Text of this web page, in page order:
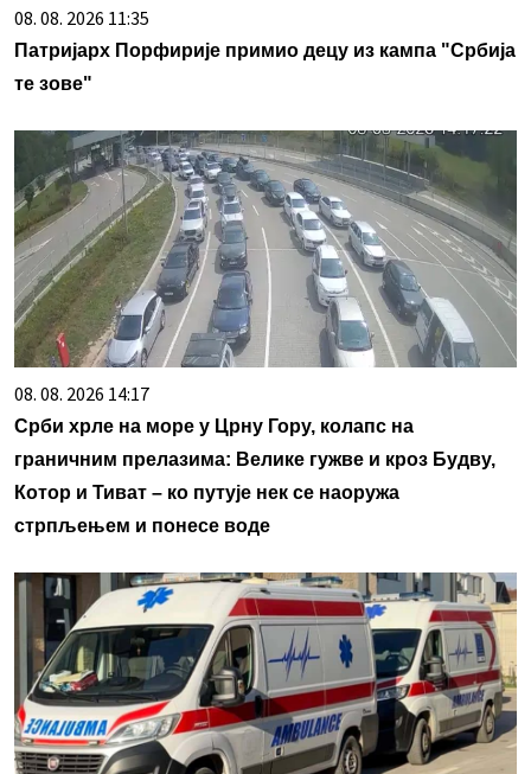
08. 08. 2026 11:35
Патријарх Порфирије примио децу из кампа "Србија
те зове"
08. 08. 2026 14:17
Срби хрле на море у Црну Гору, колапс на
граничним прелазима: Велике гужве и кроз Будву,
Котор и Тиват – ко путује нек се наоружа
стрпљењем и понесе воде